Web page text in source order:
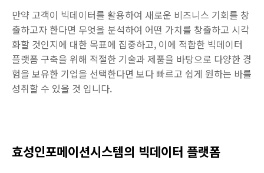
만약 고객이 빅데이터를 활용하여 새로운 비즈니스 기회를 창
출하고자 한다면 무엇을 분석하여 어떤 가치를 창출하고 시각
화할 것인지에 대한 목표에 집중하고, 이에 적합한 빅데이터
플랫폼 구축을 위해 적절한 기술과 제품을 바탕으로 다양한 경
험을 보유한 기업을 선택한다면 보다 빠르고 쉽게 원하는 바를
성취할 수 있을 것 입니다.
효성인포메이션시스템의 빅데이터 플랫폼